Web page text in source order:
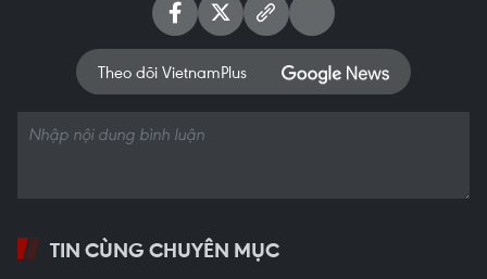
Theo dõi VietnamPlus
TIN CÙNG CHUYÊN MỤC